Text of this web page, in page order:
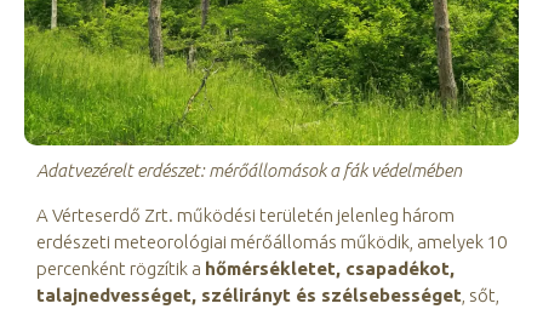
Adatvezérelt erdészet: mérőállomások a fák védelmében
A Vérteserdő Zrt. működési területén jelenleg három
erdészeti meteorológiai mérőállomás működik, amelyek 10
percenként rögzítik a hőmérsékletet, csapadékot,
talajnedvességet, szélirányt és szélsebességet , sőt,